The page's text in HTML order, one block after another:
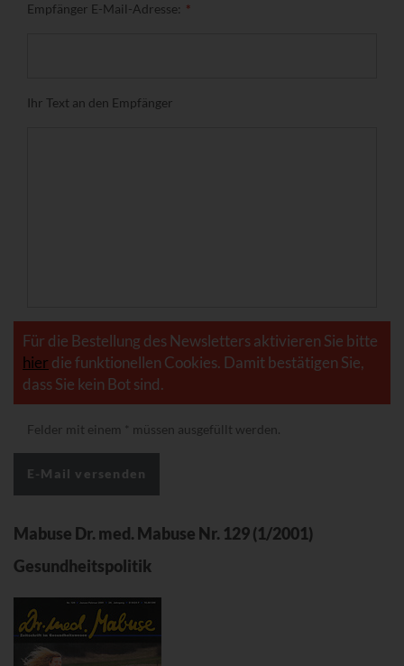
Empfänger E-Mail-Adresse:
Ihr Text an den Empfänger
Für die Bestellung des Newsletters aktivieren Sie bitte
hier die funktionellen Cookies. Damit bestätigen Sie,
dass Sie kein Bot sind.
Felder mit einem müssen ausgefüllt werden.
Mabuse Dr. med. Mabuse Nr. 129 (1/2001)
Gesundheitspolitik